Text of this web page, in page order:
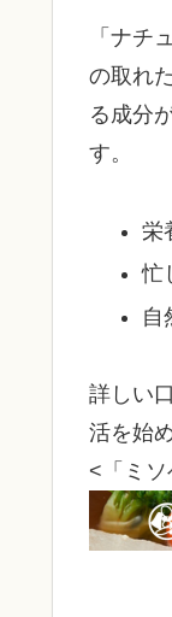
「ナチ
の取れ
る成分
す。
栄
忙
自
詳しい
活を始
<「ミ